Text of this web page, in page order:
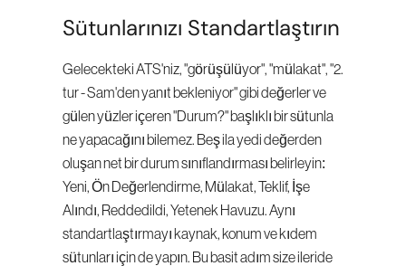
Sütunlarınızı Standartlaştırın
Gelecekteki ATS'niz, "görüşülüyor", "mülakat", "2.
tur - Sam'den yanıt bekleniyor" gibi değerler ve
gülen yüzler içeren "Durum?" başlıklı bir sütunla
ne yapacağını bilemez. Beş ila yedi değerden
oluşan net bir durum sınıflandırması belirleyin:
Yeni, Ön Değerlendirme, Mülakat, Teklif, İşe
Alındı, Reddedildi, Yetenek Havuzu. Aynı
standartlaştırmayı kaynak, konum ve kıdem
sütunları için de yapın. Bu basit adım size ileride